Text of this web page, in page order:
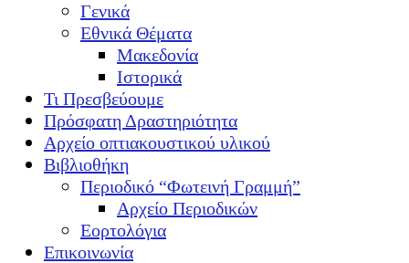
Γενικά
Εθνικά Θέματα
Μακεδονία
Ιστορικά
Τι Πρεσβεύουμε
Πρόσφατη Δραστηριότητα
Αρχείο οπτιακουστικού υλικού
Βιβλιοθήκη
Περιοδικό “Φωτεινή Γραμμή”
Αρχείο Περιοδικών
Εορτολόγια
Επικοινωνία